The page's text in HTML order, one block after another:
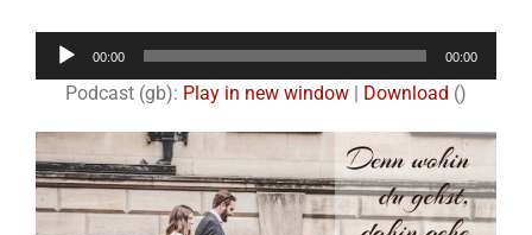
Audio-
00:00 00:00
Podcast (gb): Play in new window Download ()